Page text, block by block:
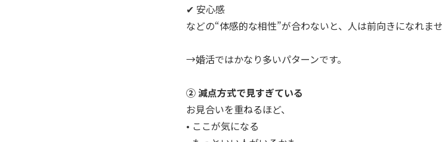
✔ 安心感
などの“体感的な相性”が合わないと、人は前向きになれませ
→婚活ではかなり多いパターンです。
② 減点方式で見すぎている
お見合いを重ねるほど、
• ここが気になる